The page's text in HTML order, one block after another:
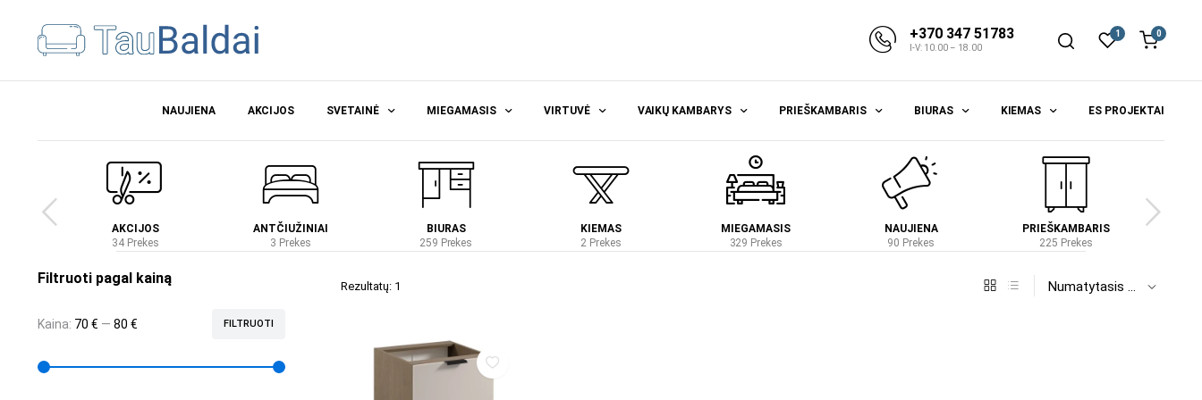
+370 347 51783
I-V: 10.00 – 18.00
1 0
NAUJIENA AKCIJOS SVETAINĖ MIEGAMASIS VIRTUVĖ VAIKŲ KAMBARYS PRIEŠKAMBARIS BIURAS KIEMAS ES PROJEKTAI
AKCIJOS
34 Prekes
ANTČIUŽINIAI
3 Prekes
BIURAS
259 Prekes
KIEMAS
2 Prekes
MIEGAMASIS
329 Prekes
NAUJIENA
90 Prekes
PRIEŠKAMBARIS
225 Prekes
Rezultatų: 1
Filtruoti pagal kainą
FILTRUOTI
Kaina: 70 € — 80 €